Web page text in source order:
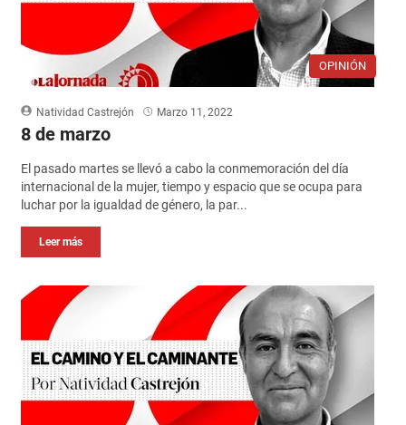
OPINIÓN
Natividad Castrejón Marzo 11, 2022
8 de marzo
El pasado martes se llevó a cabo la conmemoración del día
internacional de la mujer, tiempo y espacio que se ocupa para
luchar por la igualdad de género, la par...
Leer más